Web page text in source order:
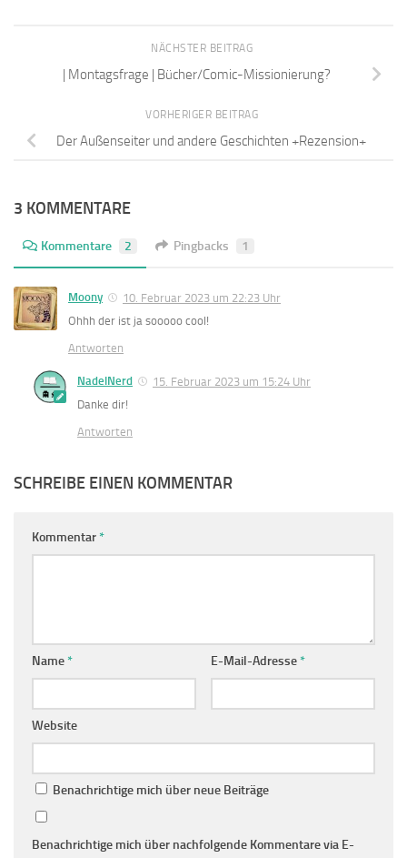
NÄCHSTER BEITRAG
| Montagsfrage | Bücher/Comic-Missionierung?
VORHERIGER BEITRAG
Der Außenseiter und andere Geschichten +Rezension+
3 KOMMENTARE
Kommentare 2 Pingbacks 1
Moony
10. Februar 2023 um 22:23 Uhr
Ohhh der ist ja sooooo cool!
Antworten
NadelNerd
15. Februar 2023 um 15:24 Uhr
Danke dir!
Antworten
SCHREIBE EINEN KOMMENTAR
Kommentar*
Name* E-Mail-Adresse*
Website
Benachrichtige mich über neue Beiträge
Benachrichtige mich über nachfolgende Kommentare via E-